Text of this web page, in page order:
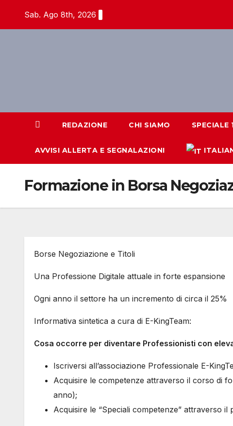
Sab. Ago 8th, 2026
REDAZIONE CHI SIAMO SPECIALE
AVVISI ALLERTA E SEGNALAZIONI
Formazione in Borsa
Borse Negoziazione e Titoli
Una Professione Digitale attuale in forte espansione
Ogni anno il settore ha un incremento di circa il 25%
Informativa sintetica a cura di E-KingTeam:
Cosa occorre per diventare Professionisti con
Iscriversi all’associazione Professionale E-
Acquisire le competenze attraverso il corso di
anno);
Acquisire le “Speciali competenze” attraverso il